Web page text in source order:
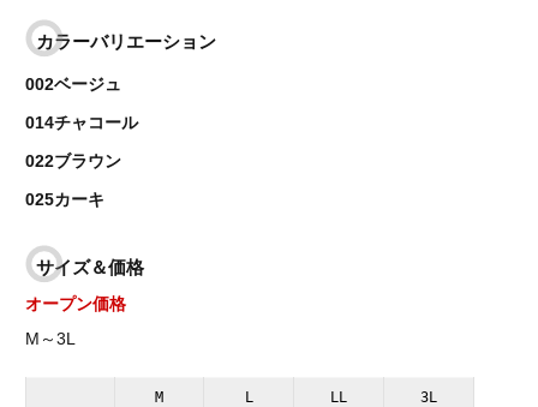
カラーバリエーション
002ベージュ
014チャコール
022ブラウン
025カーキ
サイズ＆価格
オープン価格
M～3L
M L LL 3L